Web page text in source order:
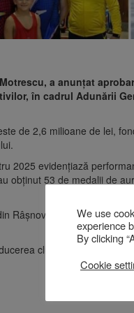
a anunțat
în cadrul Adunării
de 2,6 milioane de lei,
2025 evidențiază
obținut 53 de medalii de
Râșnov au mai adăugat
clubului, coordonată
We use
experience
By clicking
Cookie